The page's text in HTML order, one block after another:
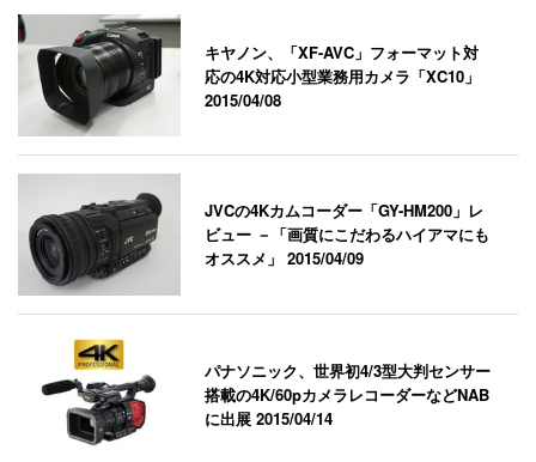
キヤノン、「XF-AVC」フォーマット対
応の4K対応小型業務用カメラ「XC10」
2015/04/08
JVCの4Kカムコーダー「GY-HM200」レ
ビュー －「画質にこだわるハイアマにも
オススメ」2015/04/09
パナソニック、世界初4/3型大判センサー
搭載の4K/60pカメラレコーダーなどNAB
に出展2015/04/14